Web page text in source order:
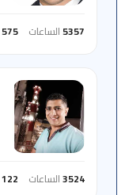
5357الساعات 575
3524الساعات 122